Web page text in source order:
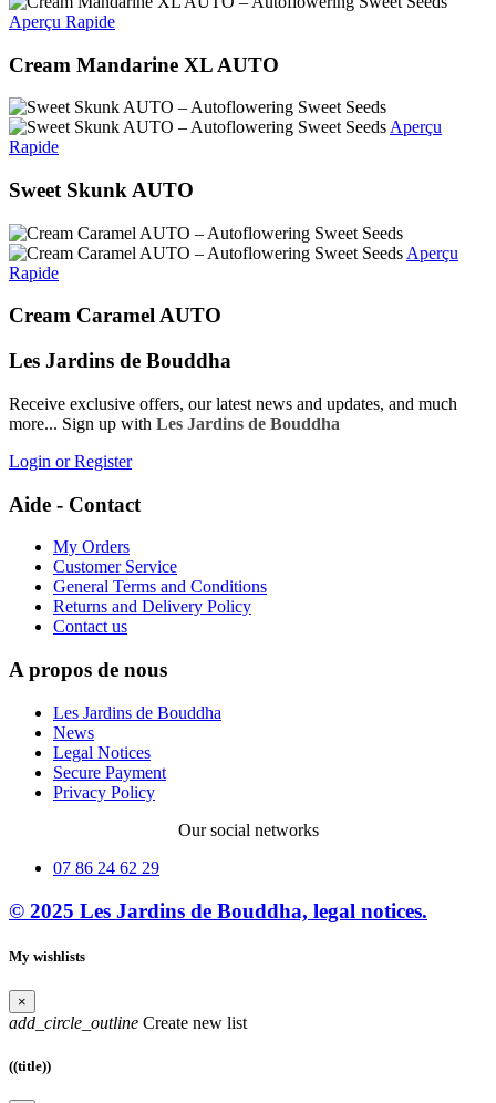
Aperçu Rapide
Cream Mandarine XL AUTO
Aperçu
Rapide
Sweet Skunk AUTO
Aperçu
Rapide
Cream Caramel AUTO
Les Jardins de Bouddha
Receive exclusive offers, our latest news and updates, and much
more... Sign up with Les Jardins de Bouddha
Login or Register
Aide - Contact
My Orders
Customer Service
General Terms and Conditions
Returns and Delivery Policy
Contact us
A propos de nous
Les Jardins de Bouddha
News
Legal Notices
Secure Payment
Privacy Policy
Our social networks
07 86 24 62 29
© 2025 Les Jardins de Bouddha, legal notices.
My wishlists
×
add_circle_outline Create new list
((title))